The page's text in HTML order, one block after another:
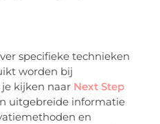
specifieke technieken
worden bij
kijken naar Next Step
uitgebreide informatie
en